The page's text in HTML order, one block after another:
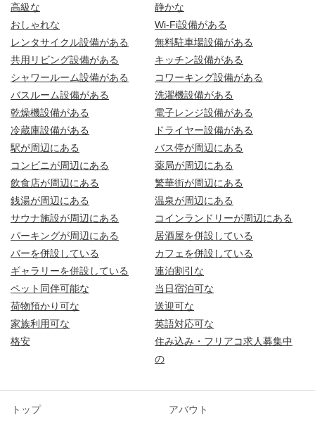
高級な
静かな
おしゃれな
Wi-Fi設備がある
レンタサイクル設備がある
無料駐車場設備がある
共用リビング設備がある
キッチン設備がある
シャワールーム設備がある
コワーキング設備がある
バスルーム設備がある
洗濯機設備がある
乾燥機設備がある
電子レンジ設備がある
冷蔵庫設備がある
ドライヤー設備がある
駅が周辺にある
バス停が周辺にある
コンビニが周辺にある
薬局が周辺にある
飲食店が周辺にある
繁華街が周辺にある
銭湯が周辺にある
温泉が周辺にある
サウナ施設が周辺にある
コインランドリーが周辺にある
パーキングが周辺にある
居酒屋を併設している
バーを併設している
カフェを併設している
ギャラリーを併設している
連泊割引な
ペット同伴可能な
当日宿泊可な
荷物預かり可な
送迎可な
家族利用可な
英語対応可な
格安
住み込み・フリアコ求人募集中
の
トップ アバウト